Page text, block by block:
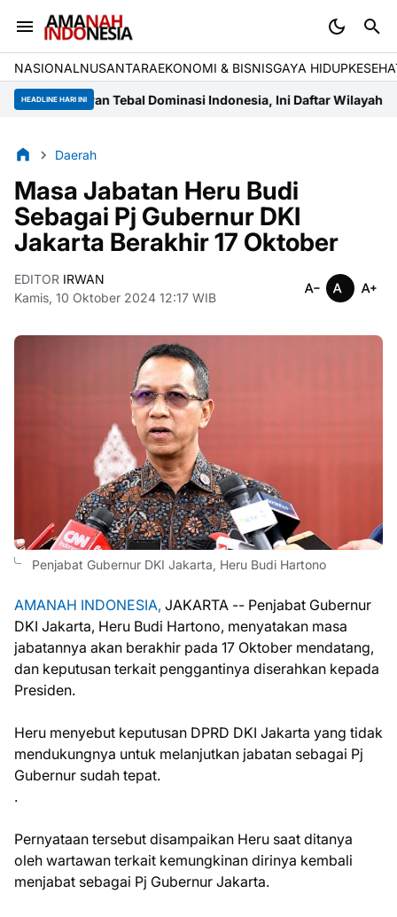
NASIONALNUSANTARAEKONOMI & BISNISGAYA HIDUP
HEADLINE HARI INITebal Dominasi Indonesia, Ini Daftar Wilayah yang
Daerah
Masa Jabatan Heru Budi
Sebagai Pj Gubernur DKI
Jakarta Berakhir 17 Oktober
EDITOR IRWAN
Kamis, 10 Oktober 2024 12:17 WIB
Penjabat Gubernur DKI Jakarta, Heru Budi Hartono
AMANAH INDONESIA, JAKARTA -- Penjabat Gubernur
DKI Jakarta, Heru Budi Hartono, menyatakan masa
jabatannya akan berakhir pada 17 Oktober mendatang,
dan keputusan terkait penggantinya diserahkan kepada
Presiden.
Heru menyebut keputusan DPRD DKI Jakarta yang tidak
mendukungnya untuk melanjutkan jabatan sebagai Pj
Gubernur sudah tepat.
.
Pernyataan tersebut disampaikan Heru saat ditanya
oleh wartawan terkait kemungkinan dirinya kembali
menjabat sebagai Pj Gubernur Jakarta.